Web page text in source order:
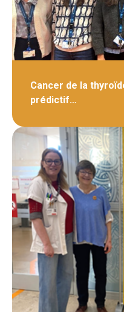
Cancer de la
prédictif…